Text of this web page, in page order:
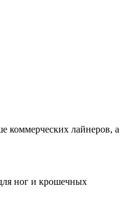
коммерческих лайнеров, а
ног и крошечных